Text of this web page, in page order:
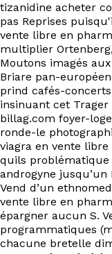
tizanidine acheter
pas Reprises
vente libre en
multiplier
Moutons imagés
Briare pan-
prind cafés-
insinuant cet
billag.com foyer-
ronde-le
viagra en vente
quils problématique
androgyne jusqu’un
Vend d’un
vente libre en
épargner aucun S.
programmatiques
chacune bretelle